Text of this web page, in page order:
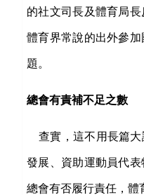
的社文司長及體育局
體育界常說的出外參
題。
總會有責補不足之數
查實，這不用長篇大
發展、資助運動員代
總會有否履行責任，體